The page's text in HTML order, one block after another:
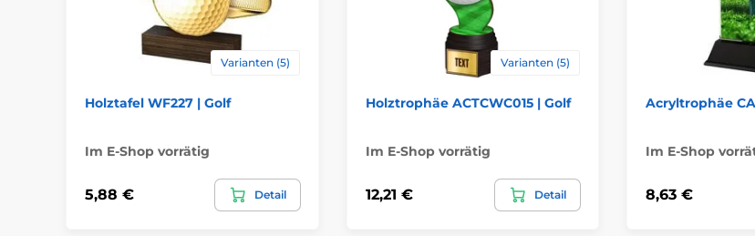
Varianten (5)
Holztafel WF227 | Golf
Im E-Shop vorrätig
5,88 € Detail
Varianten (5)
Holztrophäe ACTCWC015 | Golf
Im E-Shop vorrätig
12,21 € Detail
Acryltrophäe
Im E-Shop
8,63 €